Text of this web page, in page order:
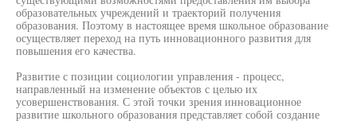
образовательных учреждений и траекторий получения
образования. Поэтому в настоящее время школьное образование
осуществляет переход на путь инновационного развития для
повышения его качества.
Развитие с позиции социологии управления - процесс,
направленный на изменение объектов с целью их
усовершенствования. С этой точки зрения инновационное
развитие школьного образования представляет собой создание